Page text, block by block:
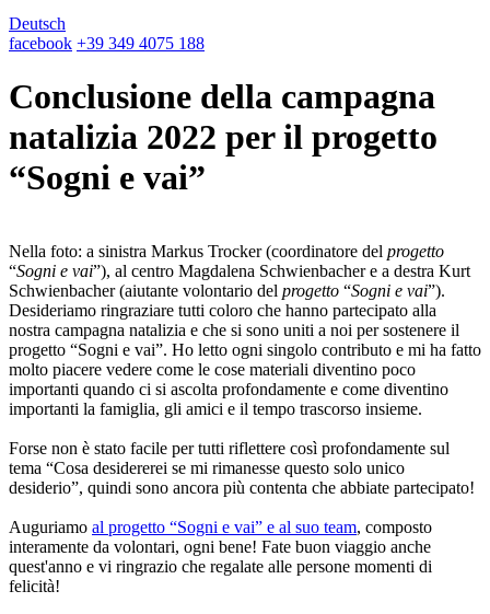
Deutsch
facebook +39 349 4075 188
Conclusione della campagna
natalizia 2022 per il progetto
“Sogni e vai”
Nella foto: a sinistra Markus Trocker (coordinatore del progetto
“Sogni e vai”), al centro Magdalena Schwienbacher e a destra Kurt
Schwienbacher (aiutante volontario del progetto “Sogni e vai”).
Desideriamo ringraziare tutti coloro che hanno partecipato alla
nostra campagna natalizia e che si sono uniti a noi per sostenere il
progetto “Sogni e vai”. Ho letto ogni singolo contributo e mi ha fatto
molto piacere vedere come le cose materiali diventino poco
importanti quando ci si ascolta profondamente e come diventino
importanti la famiglia, gli amici e il tempo trascorso insieme.
Forse non è stato facile per tutti riflettere così profondamente sul
tema “Cosa desidererei se mi rimanesse questo solo unico
desiderio”, quindi sono ancora più contenta che abbiate partecipato!
Auguriamo al progetto “Sogni e vai” e al suo team, composto
interamente da volontari, ogni bene! Fate buon viaggio anche
quest'anno e vi ringrazio che regalate alle persone momenti di
felicità!